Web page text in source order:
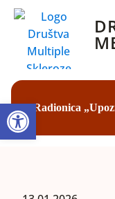
Radionica
Open toolbar